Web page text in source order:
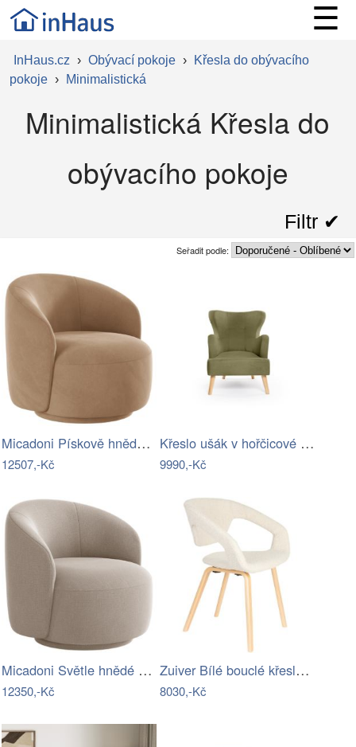
☰
InHaus.cz › Obývací pokoje ›
Křesla do obývacího
pokoje › Minimalistická
Minimalistická Křesla do
obývacího pokoje
Filtr ✔︎
Seřadit podle:
Micadoni Pískově hnědé sametové otočné…
12507,-Kč
Křeslo ušák v hořčicové barvě Noemye –…
9990,-Kč
Micadoni Světle hnědé otočné křeslo…
12350,-Kč
Zuiver Bílé bouclé křeslo FLEXBACK
8030,-Kč